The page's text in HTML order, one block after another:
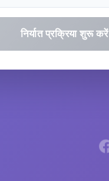
निर्यात प्रक्रिया शुरू करें